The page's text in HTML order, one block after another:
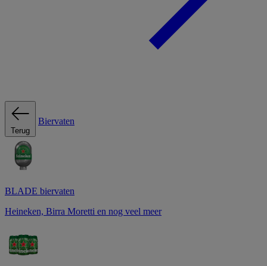
Terug
Biervaten
BLADE biervaten
Heineken, Birra Moretti en nog veel meer